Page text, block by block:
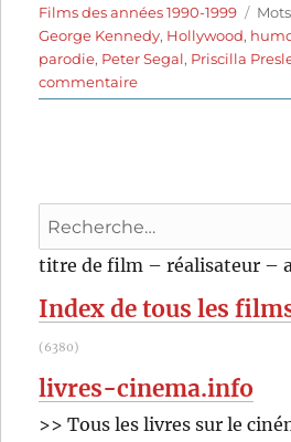
le
Films des années 1990-1999
George Kennedy, Hollywood,
parodie, Peter Segal, Priscilla
commentairesur
Y
flic
sauver
(1994)
Segal
Recherche
pour
titre de film – réalisateur –
Index de tous les
(6380)
livres-cinema.info
>> Tous les livres sur le